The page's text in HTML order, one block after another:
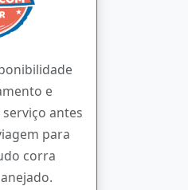
e
antes
para
corra